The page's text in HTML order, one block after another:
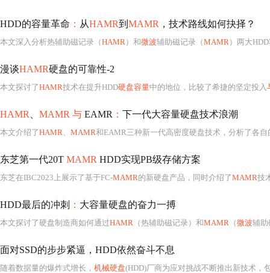
HDD的容量革命 ： 从HAMR到 MAMR ，技术路线如何抉择？
本文深入分析热辅助磁记录（HAMR）和微波辅助磁记录（MAMR）两大
漫谈HAMR硬盘的可靠性-2
本文探讨了HAMR技术在提升HDD硬盘容量中的地位，比较了希捷的坚定投入
HAMR MAMR 与 EAMR ： 下一代大容量硬盘技术浪潮
本文介绍了HAMR、 MAMR和EAMR三种新一代高密度硬盘技术，分析了各自的工作原理、优缺点
东芝第一代20T MAMR HDD实现PB级存储方案
东芝在IBC2023上展示了基于FC-MAMR的新硬盘产品，同时介绍了MAMR技
HDD最后的冲刺 ： 大容量硬盘的奋力一搏
本文探讨了硬盘制造商如何通过HAMR （热辅助磁记录）和MAMR （微波辅助
面对SSD的步步紧逼，HDD依然奋斗不息
随着数据量的爆炸式增长， 机械硬盘(HDD)厂商为应对挑战不断推出新技术，